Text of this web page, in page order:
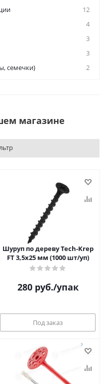
12
4
3
3
семечки)
2
магазине
Шуруп по дереву Tech-Krep
FT 3,5х25 мм (1000 шт/уп)
280руб./упак
Под заказ